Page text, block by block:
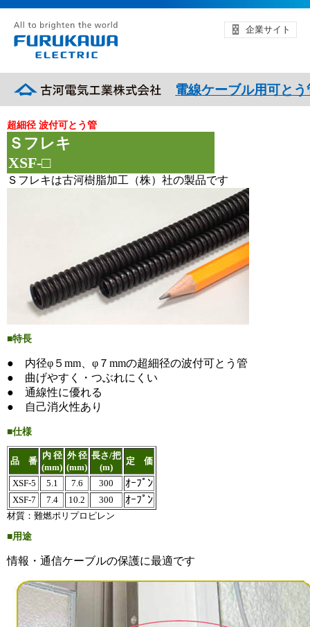
企業サイト
電線ケーブル用可と
超細径 波付可とう管
Ｓフレキ
XSF-□
Ｓフレキは古河樹脂加工（株）社の製品です
■特長
● 内径φ５mm、φ７mmの超細径の波付可とう管
● 曲げやすく・つぶれにくい
● 通線性に優れる
● 自己消火性あり
■仕様
品 番
内 径
(mm)
外 径
(mm)
長さ/把
(m)
定 価
XSF-5 5.1 7.6 300 ｵｰﾌﾟﾝ
XSF-7 7.4 10.2 300 ｵｰﾌﾟﾝ
材質：難燃ポリプロピレン
■用途
情報・通信ケーブルの保護に最適です